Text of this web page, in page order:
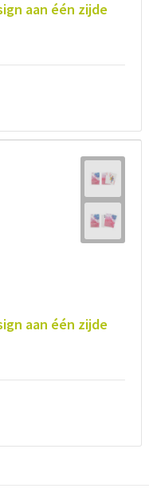
aan één zijde
aan één zijde